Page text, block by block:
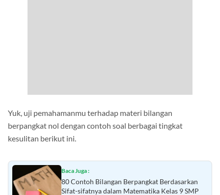
Yuk, uji pemahamanmu terhadap materi bilangan
berpangkat nol dengan contoh soal berbagai tingkat
kesulitan berikut ini.
Baca Juga :
80 Contoh Bilangan Berpangkat Berdasarkan
Sifat-sifatnya dalam Matematika Kelas 9 SMP